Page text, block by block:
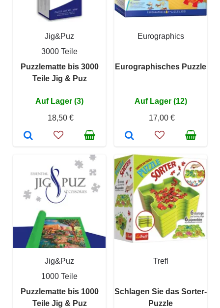
Jig&Puz
3000 Teile
Puzzlematte bis 3000
Teile Jig & Puz
Auf Lager (3)
18,50 €
Eurographics
Eurographisches Puzzle
Auf Lager (12)
17,00 €
Jig&Puz
1000 Teile
Puzzlematte bis 1000
Teile Jig & Puz
Trefl
Schlagen Sie das Sorter-
Puzzle